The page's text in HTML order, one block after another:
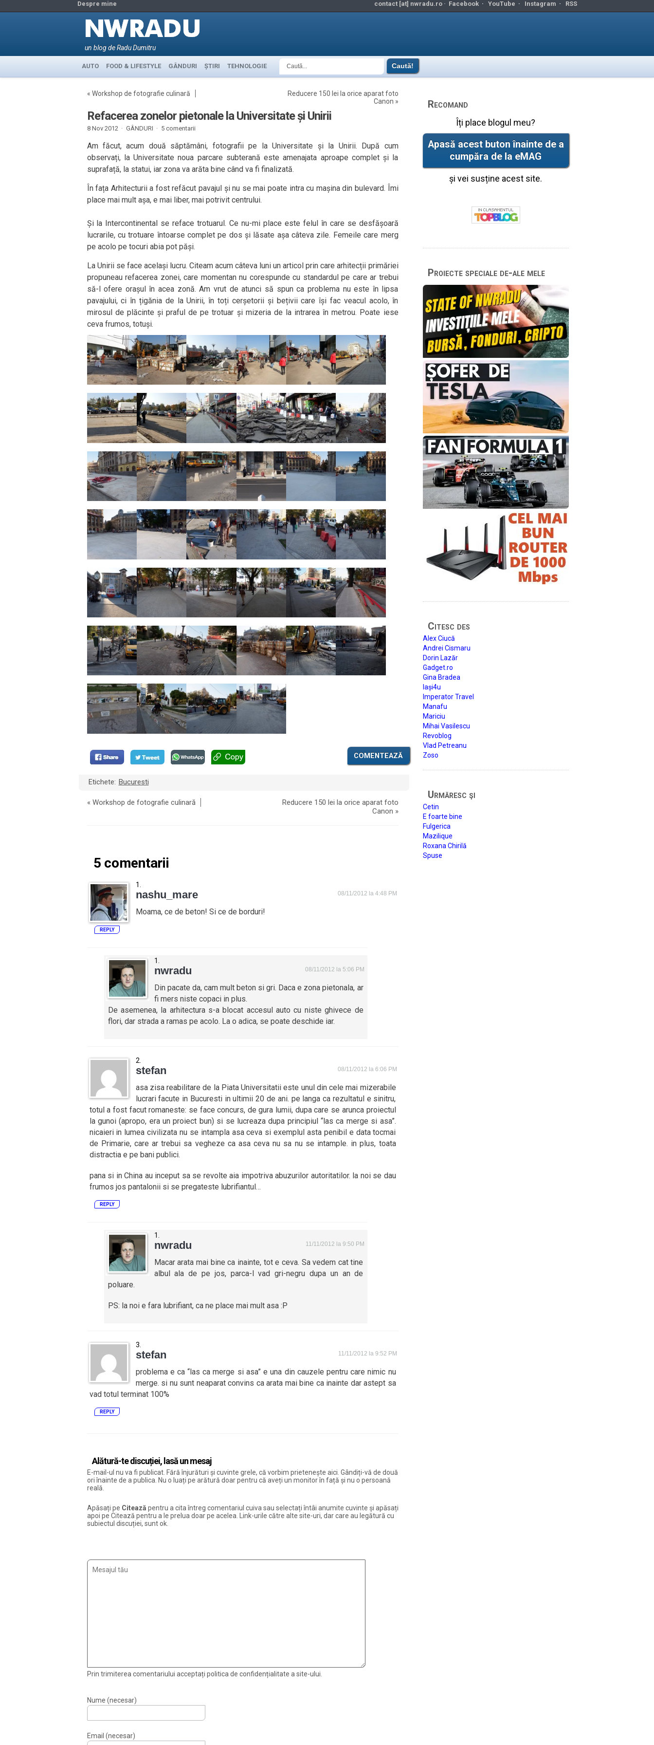
Despre mine contact [at] nwradu.ro · Facebook· YouTube · Instagram · RSS
un blog de Radu Dumitru
AUTO FOOD & LIFESTYLE GÂNDURI ȘTIRI TEHNOLOGIE
« Workshop de fotografie culinară
Reducere 150 lei la orice aparat foto
Canon »
Refacerea zonelor pietonale la Universitate și Unirii
8 Nov 2012 · GÂNDURI · 5 comentarii
Am făcut, acum două săptămâni, fotografii pe la Universitate și la Unirii. După cum
observați, la Universitate noua parcare subterană este amenajata aproape complet și la
suprafață, la statui, iar zona va arăta bine când va fi finalizată.
În fața Arhitecturii a fost refăcut pavajul și nu se mai poate intra cu mașina din bulevard. Îmi
place mai mult așa, e mai liber, mai potrivit centrului.
Și la Intercontinental se reface trotuarul. Ce nu-mi place este felul în care se desfășoară
lucrarile, cu trotuare întoarse complet pe dos și lăsate așa câteva zile. Femeile care merg
pe acolo pe tocuri abia pot păși.
La Unirii se face același lucru. Citeam acum câteva luni un articol prin care arhitecții primăriei
propuneau refacerea zonei, care momentan nu corespunde cu standardul pe care ar trebui
să-l ofere orașul în acea zonă. Am vrut de atunci să spun ca problema nu este în lipsa
pavajului, ci în țigănia de la Unirii, în toți cerșetorii și bețivii care își fac veacul acolo, în
mirosul de plăcinte și praful de pe trotuar și mizeria de la intrarea în metrou. Poate iese
ceva frumos, totuși.
COMENTEAZĂ
Etichete: Bucuresti
« Workshop de fotografie culinară
Reducere 150 lei la orice aparat foto
Canon »
5 comentarii
nashu_mare 08/11/2012 la 4:48 PM
Moama, ce de beton! Si ce de borduri!
REPLY
nwradu 08/11/2012 la 5:06 PM
Din pacate da, cam mult beton si gri. Daca e zona pietonala, ar
fi mers niste copaci in plus.
De asemenea, la arhitectura s-a blocat accesul auto cu niste ghivece de
flori, dar strada a ramas pe acolo. La o adica, se poate deschide iar.
stefan 08/11/2012 la 6:06 PM
asa zisa reabilitare de la Piata Universitatii este unul din cele mai mizerabile
lucrari facute in Bucuresti in ultimii 20 de ani. pe langa ca rezultatul e sinitru,
totul a fost facut romaneste: se face concurs, de gura lumii, dupa care se arunca proiectul
la gunoi (apropo, era un proiect bun) si se lucreaza dupa principiul “las ca merge si asa”.
nicaieri in lumea civilizata nu se intampla asa ceva si exemplul asta penibil e data tocmai
de Primarie, care ar trebui sa vegheze ca asa ceva nu sa nu se intample. in plus, toata
distractia e pe bani publici.
pana si in China au inceput sa se revolte aia impotriva abuzurilor autoritatilor. la noi se dau
frumos jos pantalonii si se pregateste lubrifiantul…
REPLY
nwradu 11/11/2012 la 9:50 PM
Macar arata mai bine ca inainte, tot e ceva. Sa vedem cat tine
albul ala de pe jos, parca-l vad gri-negru dupa un an de
poluare.
PS: la noi e fara lubrifiant, ca ne place mai mult asa :P
stefan 11/11/2012 la 9:52 PM
problema e ca “las ca merge si asa” e una din cauzele pentru care nimic nu
merge. si nu sunt neaparat convins ca arata mai bine ca inainte dar astept sa
vad totul terminat 100%
REPLY
Alătură-te discuției, lasă un mesaj
E-mail-ul nu va fi publicat. Fără înjurături și cuvinte grele, că vorbim prietenește aici. Gândiți-vă de două
ori înainte de a publica. Nu o luați pe arătură doar pentru că aveți un monitor în față și nu o persoană
reală.
Apăsați pe Citează pentru a cita întreg comentariul cuiva sau selectați întâi anumite cuvinte și apăsați
apoi pe Citează pentru a le prelua doar pe acelea. Link-urile către alte site-uri, dar care au legătură cu
subiectul discuției, sunt ok.
Prin trimiterea comentariului acceptați politica de confidențialitate a site-ului.
Nume (necesar)
Email (necesar)
Recomand
Îți place blogul meu?
Apasă acest buton înainte de a
cumpăra de la eMAG
și vei susține acest site.
Proiecte speciale de-ale mele
Citesc des
Alex Ciucă
Andrei Cismaru
Dorin Lazăr
Gadget.ro
Gina Bradea
Iași4u
Imperator Travel
Manafu
Mariciu
Mihai Vasilescu
Revoblog
Vlad Petreanu
Zoso
Urmăresc şi
Cetin
E foarte bine
Fulgerica
Mazilique
Roxana Chirilă
Spuse